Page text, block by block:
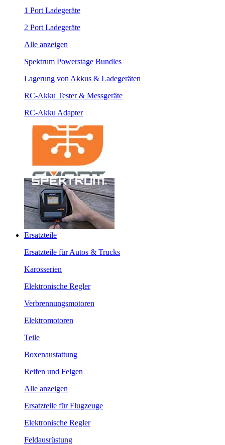
1 Port Ladegeräte
2 Port Ladegeräte
Alle anzeigen
Spektrum Powerstage Bundles
Lagerung von Akkus & Ladegeräten
RC-Akku Tester & Messgeräte
RC-Akku Adapter
Ersatzteile
Ersatzteile für Autos & Trucks
Karosserien
Elektronische Regler
Verbrennungsmotoren
Elektromotoren
Teile
Boxenaustattung
Reifen und Felgen
Alle anzeigen
Ersatzteile für Flugzeuge
Elektronische Regler
Feldausrüstung